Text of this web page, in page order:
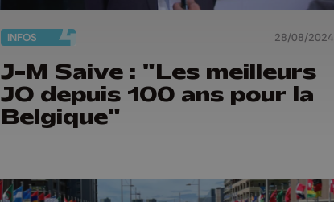
INFOS 28/08/2024
J-M Saive : "Les meilleurs
JO depuis 100 ans pour la
Belgique"